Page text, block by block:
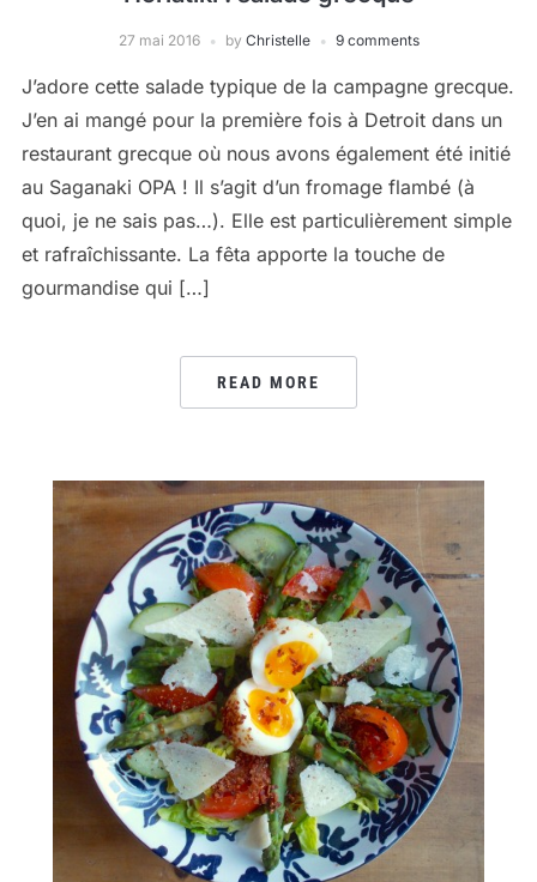
27 mai 2016 by Christelle 9 comments
J’adore cette salade typique de la campagne grecque.
J’en ai mangé pour la première fois à Detroit dans un
restaurant grecque où nous avons également été initié
au Saganaki OPA ! Il s’agit d’un fromage flambé (à
quoi, je ne sais pas…). Elle est particulièrement simple
et rafraîchissante. La fêta apporte la touche de
gourmandise qui […]
READ MORE